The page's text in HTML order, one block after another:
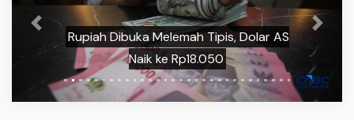
Rupiah Dibuka Melemah Tipis, Dolar AS
Naik ke Rp18.050
Previous Next